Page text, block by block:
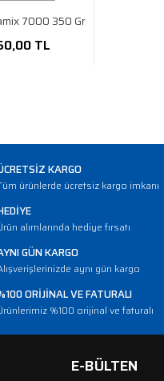
7000 350 Gr
TL
KARGO
ürünlerde ücretsiz kargo imkanı
alımlarında hediye fırsatı
GÜN KARGO
aynı gün kargo
ORİJİNAL VE FATURALI
%100 orijinal ve faturalı
E-BÜLTEN